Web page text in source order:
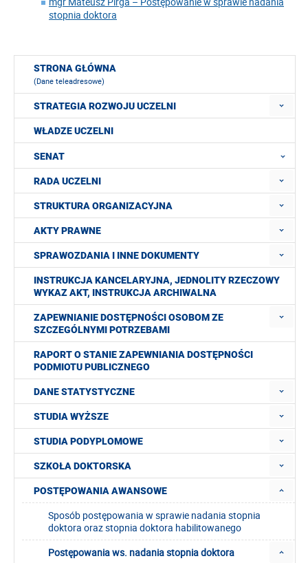
stopnia doktora
STRONA GŁÓWNA
(Dane teleadresowe)
STRATEGIA ROZWOJU UCZELNI
WŁADZE UCZELNI
SENAT
RADA UCZELNI
STRUKTURA ORGANIZACYJNA
AKTY PRAWNE
SPRAWOZDANIA I INNE DOKUMENTY
INSTRUKCJA KANCELARYJNA, JEDNOLITY RZECZOWY
WYKAZ AKT, INSTRUKCJA ARCHIWALNA
ZAPEWNIANIE DOSTĘPNOŚCI OSOBOM ZE
SZCZEGÓLNYMI POTRZEBAMI
RAPORT O STANIE ZAPEWNIANIA DOSTĘPNOŚCI
PODMIOTU PUBLICZNEGO
DANE STATYSTYCZNE
STUDIA WYŻSZE
STUDIA PODYPLOMOWE
SZKOŁA DOKTORSKA
POSTĘPOWANIA AWANSOWE
Sposób postępowania w sprawie nadania stopnia
doktora oraz stopnia doktora habilitowanego
Postępowania ws. nadania stopnia doktora